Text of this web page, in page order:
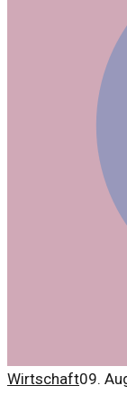
potenzielle
Wirtschaft09.